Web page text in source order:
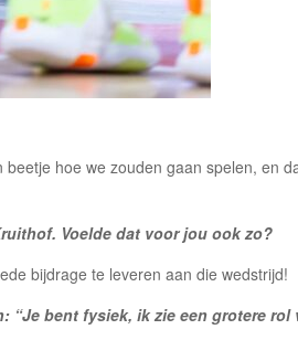
hoe we zouden gaan spelen, en
Voelde dat voor jou ook zo?
bijdrage te leveren aan die wedstrijd!
“Je bent fysiek, ik zie een grotere rol